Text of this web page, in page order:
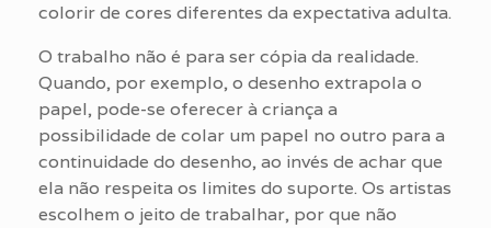
colorir de cores diferentes da expectativa adulta.
O trabalho não é para ser cópia da realidade.
Quando, por exemplo, o desenho extrapola o
papel, pode-se oferecer à criança a
possibilidade de colar um papel no outro para a
continuidade do desenho, ao invés de achar que
ela não respeita os limites do suporte. Os artistas
escolhem o jeito de trabalhar, por que não